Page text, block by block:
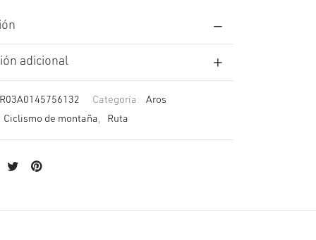
adicional
Categoría:
Aros
Ciclismo de montaña, Ruta